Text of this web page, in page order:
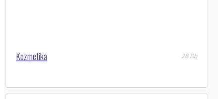
Kozmetika 28 Db